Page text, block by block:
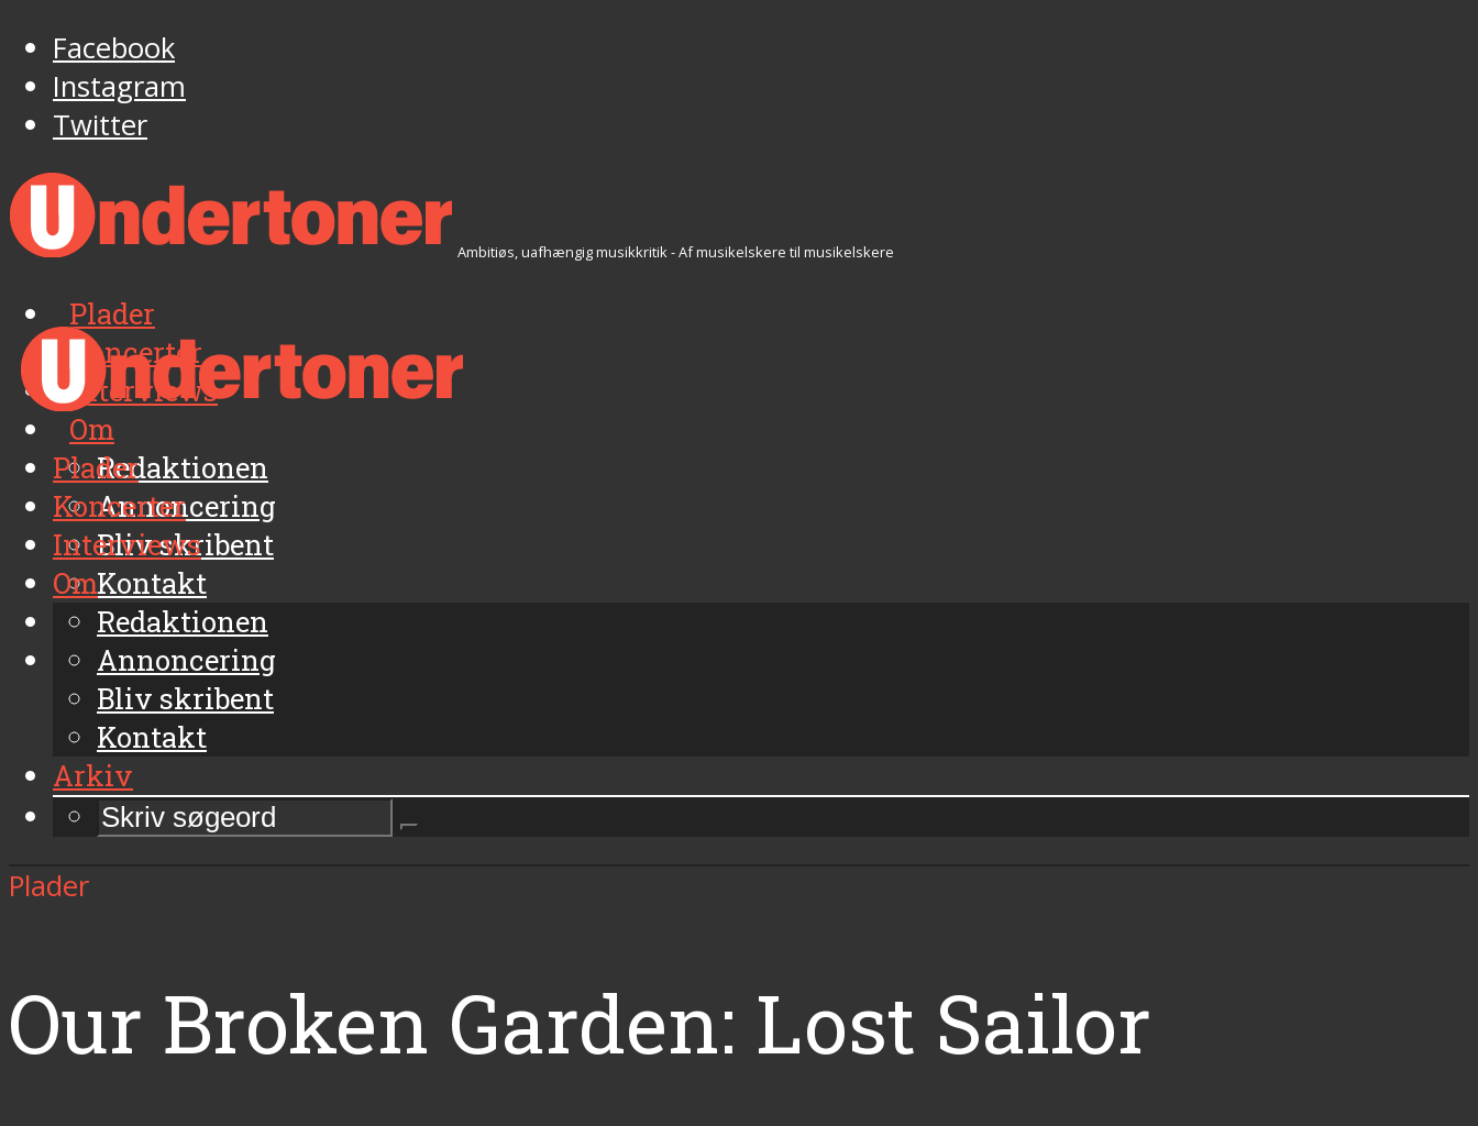
Facebook
Instagram
Twitter
Ambitiøs, uafhængig musikkritik - Af musikelskere til musikelskere
Plader
Koncerter
Interviews
Om
Redaktionen
Annoncering
Bliv skribent
Kontakt
Arkiv
Plader
Koncerter
Interviews
Om
Redaktionen
Annoncering
Bliv skribent
Kontakt
Arkiv
Plader
Our Broken Garden: Lost Sailor